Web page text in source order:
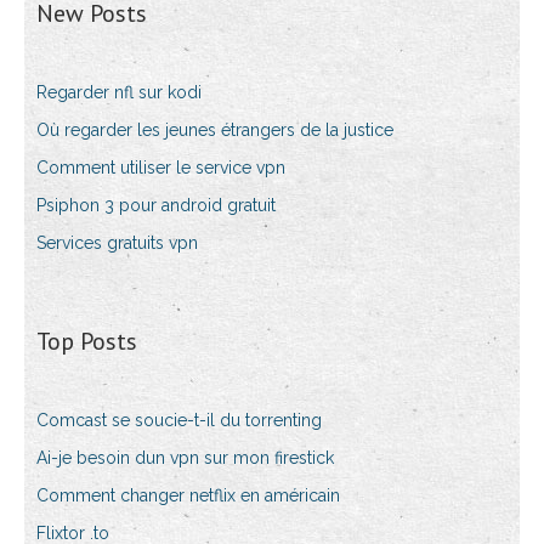
New Posts
Regarder nfl sur kodi
Où regarder les jeunes étrangers de la justice
Comment utiliser le service vpn
Psiphon 3 pour android gratuit
Services gratuits vpn
Top Posts
Comcast se soucie-t-il du torrenting
Ai-je besoin dun vpn sur mon firestick
Comment changer netflix en américain
Flixtor .to